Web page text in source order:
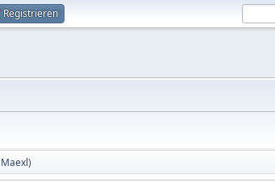
Registrieren
Maexl)